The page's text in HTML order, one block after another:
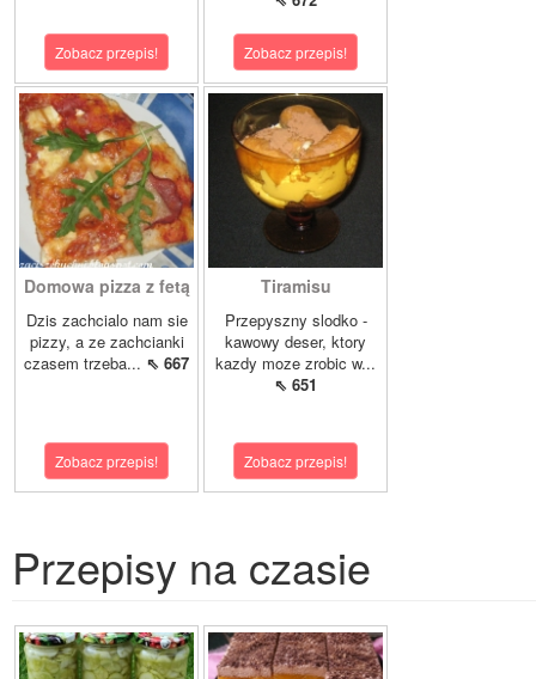
Zobacz przepis! Zobacz przepis!
Domowa pizza z fetą
Dzis zachcialo nam sie
pizzy, a ze zachcianki
czasem trzeba... ⇖ 667
Zobacz przepis!
Tiramisu
Przepyszny slodko -
kawowy deser, ktory
kazdy moze zrobic w...
⇖ 651
Zobacz przepis!
Przepisy na czasie